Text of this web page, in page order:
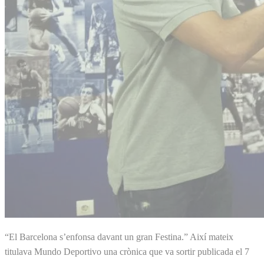
“El Barcelona s’enfonsa davant un gran Festina.” Així mateix
titulava Mundo Deportivo una crònica que va sortir publicada el 7